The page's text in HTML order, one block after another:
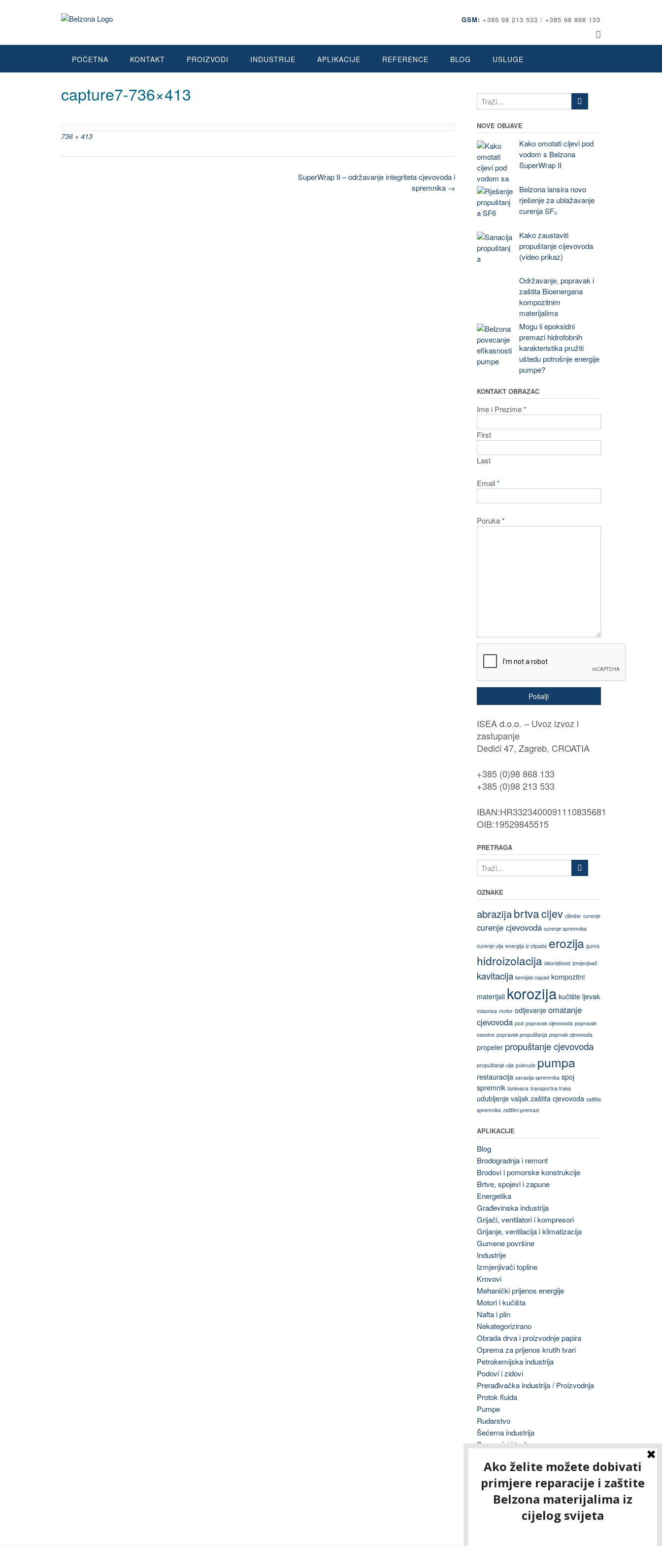
GSM: +385 98 213 533 / +385 98 868 133
POČETNA KONTAKT PROIZVODI INDUSTRIJE APLIKACIJE REFERENCE BLOG USLUGE
capture7-736×413
736 × 413
SuperWrap II – održavanje integriteta cjevovoda i
spremnika →
NOVE OBJAVE
Kako omotati cijevi pod
vodom s Belzona
SuperWrap II
Belzona lansira novo
rješenje za ublažavanje
curenja SF₆
Kako zaustaviti
propuštanje cijevovoda
(video prikaz)
Održavanje, popravak i
zaštita Bioenergana
kompozitnim
materijalima
Mogu li epoksidni
premazi hidrofobnih
karakteristika pružiti
uštedu potrošnje energije
pumpe?
KONTAKT OBRAZAC
Ime i Prezime*
First
Last
Email*
Poruka*
Pošalji
ISEA d.o.o. – Uvoz izvoz i
zastupanje
Dedići 47, Zagreb, CROATIA
+385 (0)98 868 133
+385 (0)98 213 533
IBAN:HR3323400091110835681
OIB:19529845515
PRETRAGA
OZNAKE
abrazijabrtvacijev cilindar curenje
curenje cjevovoda curenje spremnika
curenje ulja energija iz otpada erozija guma
hidroizolacija iskoristivost izmjenjivač
kavitacija kemijski napad kompozitni
materijali korozija kučište ljevak
mlaznica motor odljevanje omatanje
cjevovoda pod popravak cijevovoda popravak
osovine popravak propuštanja poprvak cjevovoda
propeler propuštanje cjevovoda
propuštanje ulja puknuće pumpa
restauracija sanacija spremnika spoj
spremnik tankvana transportna traka
udubljenje valjak zaštita cjevovoda zaštita
spremnika zaštitni premazi
APLIKACIJE
Blog
Brodogradnja i remont
Brodovi i pomorske konstrukcije
Brtve, spojevi i zapune
Energetika
Građevinska industrija
Grijači, ventilatori i kompresori
Grijanje, ventilacija i klimatizacija
Gumene površine
Industrije
Izmjenjivači topline
Krovovi
Mehanički prijenos energije
Motori i kućišta
Nafta i plin
Nekategorizirano
Obrada drva i proizvodnje papira
Oprema za prijenos krutih tvari
Petrokemijska industrija
Podovi i zidovi
Prerađivačka industrija / Proizvodnja
Protok fluida
Pumpe
Rudarstvo
Šećerna industrija
Spremnici i tankvane
Tisak
Transformatori
Ventili, cijevi i fitinzi
Vodovod i odvodnja